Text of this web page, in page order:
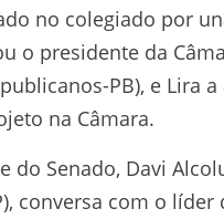
no colegiado por
o presidente da
PB), e Lira
na Câmara.
do Senado, Davi
conversa com o líder